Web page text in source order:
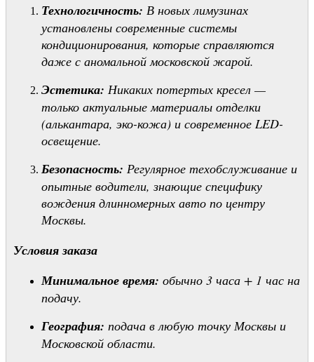
Технологичность: В новых лимузинах
установлены современные системы
кондиционирования, которые справляются
даже с аномальной московской жарой.
Эстетика: Никаких потертых кресел —
только актуальные материалы отделки
(алькантара, эко-кожа) и современное LED-
освещение.
Безопасность: Регулярное техобслуживание и
опытные водители, знающие специфику
вождения длинномерных авто по центру
Москвы.
Условия заказа
Минимальное время: обычно 3 часа + 1 час на
подачу.
География: подача в любую точку Москвы и
Московской области.